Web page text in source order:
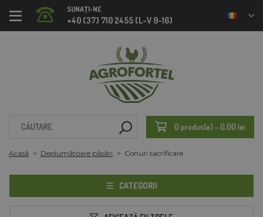
SUNAȚI-NE
+40 (37) 710 2455 (L-V 9-16)
0 produs(e) - 0,00 lei
Acasă Deplumătoare păsări Conuri sacrificare
CATEGORII